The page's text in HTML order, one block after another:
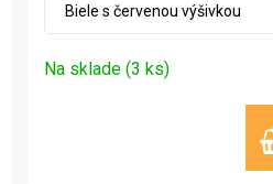
Biele s červenou výšivkou
Na sklade (3 ks)